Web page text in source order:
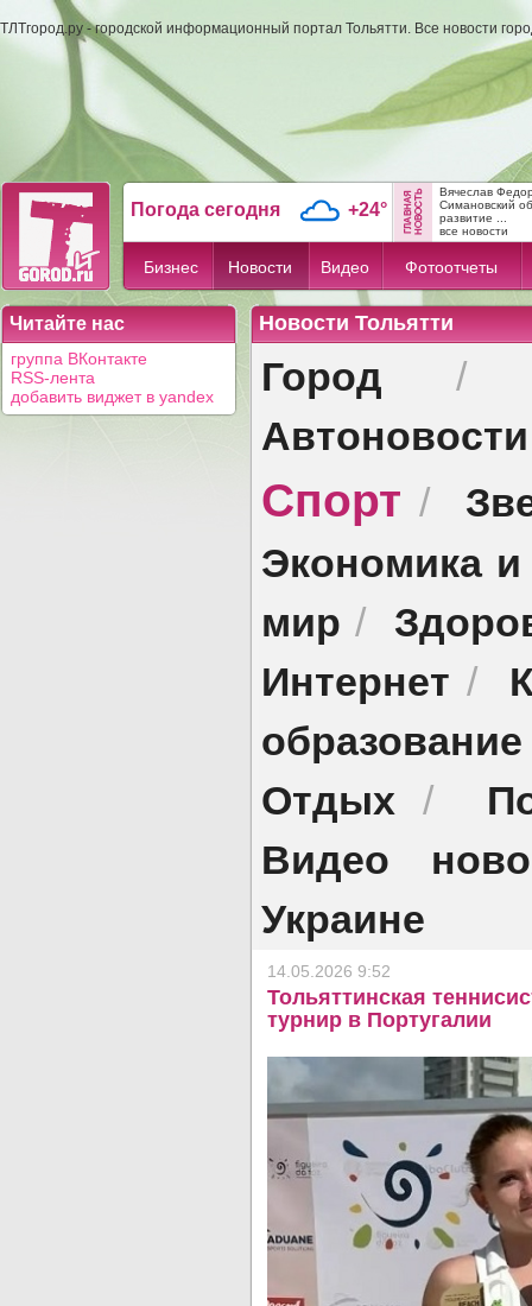
ТЛТгород.ру - городской информационный портал Тольятти. Все новости
Погода сегодня +24°
Вячеслав
Симановский
развитие ...
все новости
Бизнес Новости Видео Фотоотчеты
Читайте нас
группа ВКонтакте
RSS-лента
добавить виджет в yandex
Новости Тольятти
Город
Автоновости
Спорт /
Экономика
мир /
Интернет /
образование
Отдых /
Видео
Украине
14.05.2026 9:52
Тольяттинская
турнир в Португалии